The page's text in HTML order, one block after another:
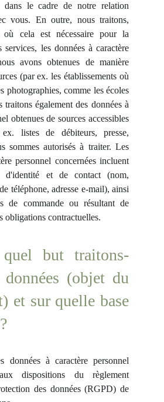
dans le cadre de notre relation
vous. En outre, nous traitons,
où cela est nécessaire pour la
les données à caractère
avons obtenues de manière
(par ex. les établissements où
photographies, comme les écoles
traitons également des données à
obtenues de sources accessibles
listes de débiteurs, presse,
sommes autorisés à traiter. Les
personnel concernées incluent
d'identité et de contact (nom,
téléphone, adresse e-mail), ainsi
de commande ou résultant de
obligations contractuelles.
but traitons-
(objet du
et sur quelle base
données à caractère personnel
dispositions du règlement
des données (RGPD) de